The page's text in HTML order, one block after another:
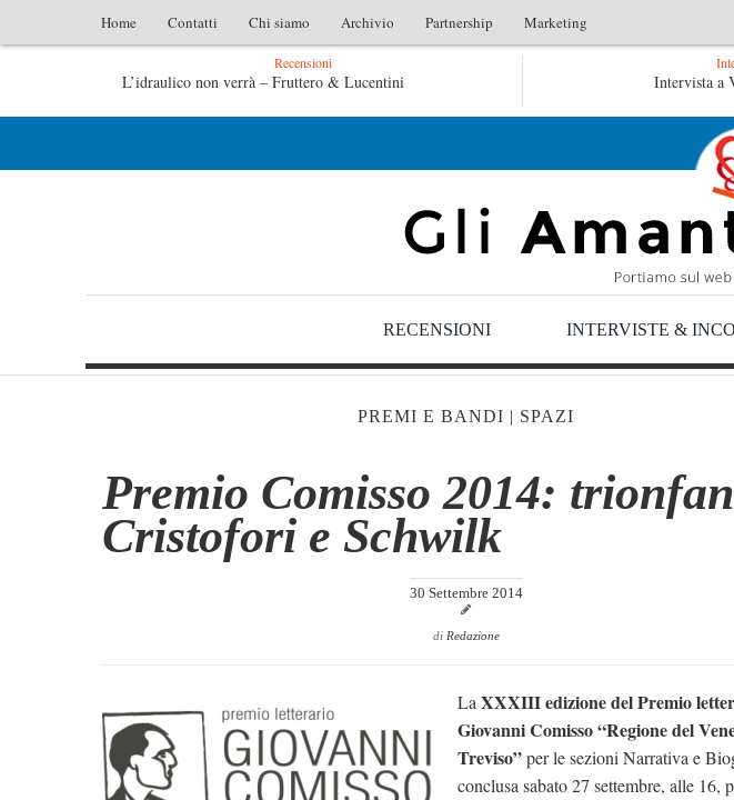
Home Contatti Chi siamo Archivio Partnership Marketing
Recensioni
L’arte di uno storico – Emilio Gentile Tutte le
Intervista a
RECENSIONI INTERVISTE &
PREMI E BANDI | SPAZI
Premio Comisso 2014:
Cristofori e Schwilk
30 Settembre 2014
di Redazione
La XXXIII edizione del Premio
Giovanni Comisso “Regione del
Treviso”per le sezioni Narrativa e
conclusa sabato 27 settembre, alle 16,